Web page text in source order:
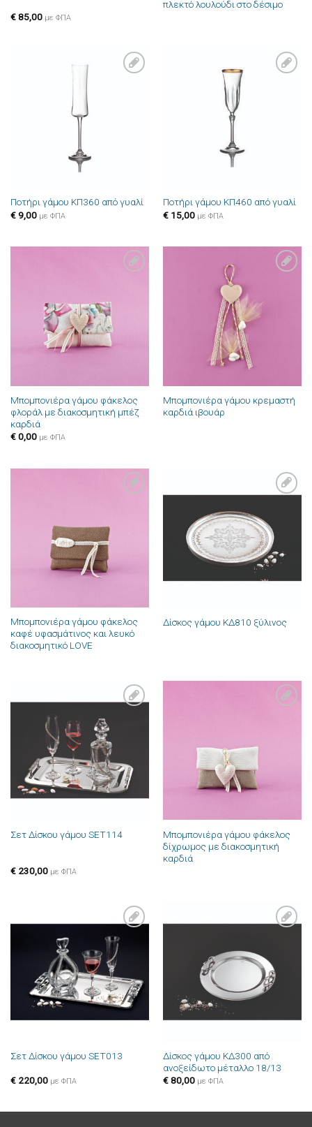
€85,00 με ΦΠΑ
πλεκτό λουλούδι στο δέσιμο
Ποτήρι γάμου ΚΠ360 από γυαλί
€9,00 με ΦΠΑ
Ποτήρι γάμου ΚΠ460 από γυαλί
€15,00 με ΦΠΑ
επιθυμιών
Μπομπονιέρα γάμου φάκελος
φλοράλ με διακοσμητική μπέζ
καρδιά
€0,00 με ΦΠΑ
επιθυμιών
Μπομπονιέρα γάμου κρεμαστή
καρδιά ιβουάρ
Μπομπονιέρα γάμου φάκελος
καφέ υφασμάτινος και λευκό
διακοσμητικό LOVE
στην λίστα
επιθυμιών
Δίσκος γάμου ΚΔ810 ξύλινος
στην λίστα
επιθυμιών
Σετ Δίσκου γάμου SET114
€230,00 με ΦΠΑ
Μπομπονιέρα γάμου φάκελος
δίχρωμος με διακοσμητική
καρδιά
Πρόσθήκη
στην λίστα
επιθυμιών
Σετ Δίσκου γάμου SET013
€220,00 με ΦΠΑ
επιθυμιών
Δίσκος γάμου ΚΔ300 από
ανοξείδωτο μέταλλο 18/13
€80,00 με ΦΠΑ